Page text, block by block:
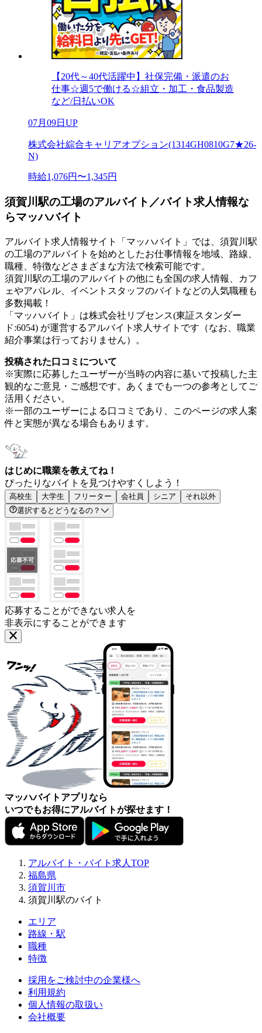
【20代～40代活躍中】社保完備・派遣のお
仕事☆週5で働ける☆組立・加工・食品製造
など/日払いOK
07月09日UP
株式会社綜合キャリアオプション(1314GH0810G7★26-
N)
時給1,076円〜1,345円
須賀川駅の工場のアルバイト／バイト求人情報な
らマッハバイト
アルバイト求人情報サイト「マッハバイト」では、須賀川駅
の工場のアルバイトを始めとしたお仕事情報を地域、路線、
職種、特徴などさまざまな方法で検索可能です。
須賀川駅の工場のアルバイトの他にも全国の求人情報、カフ
ェやアパレル、イベントスタッフのバイトなどの人気職種も
多数掲載！
「マッハバイト」は株式会社リブセンス(東証スタンダー
ド:6054) が運営するアルバイト求人サイトです（なお、職業
紹介事業は行っておりません）。
投稿された口コミについて
※実際に応募したユーザーが当時の内容に基いて投稿した主
観的なご意見・ご感想です。あくまでも一つの参考としてご
活用ください。
※一部のユーザーによる口コミであり、このページの求人案
件と実態が異なる場合もあります。
はじめに職業を教えてね！
ぴったりなバイトを見つけやすくしよう！
高校生 大学生 フリーター 会社員 シニア
それ以外
選択するとどうなるの？
応募することができない求人を
非表示にすることができます
マッハバイトアプリなら
いつでもお得にアルバイトが探せます！
アルバイト・バイト求人TOP
福島県
須賀川市
須賀川駅のバイト
エリア
路線・駅
職種
特徴
採用をご検討中の企業様へ
利用規約
個人情報の取扱い
会社概要